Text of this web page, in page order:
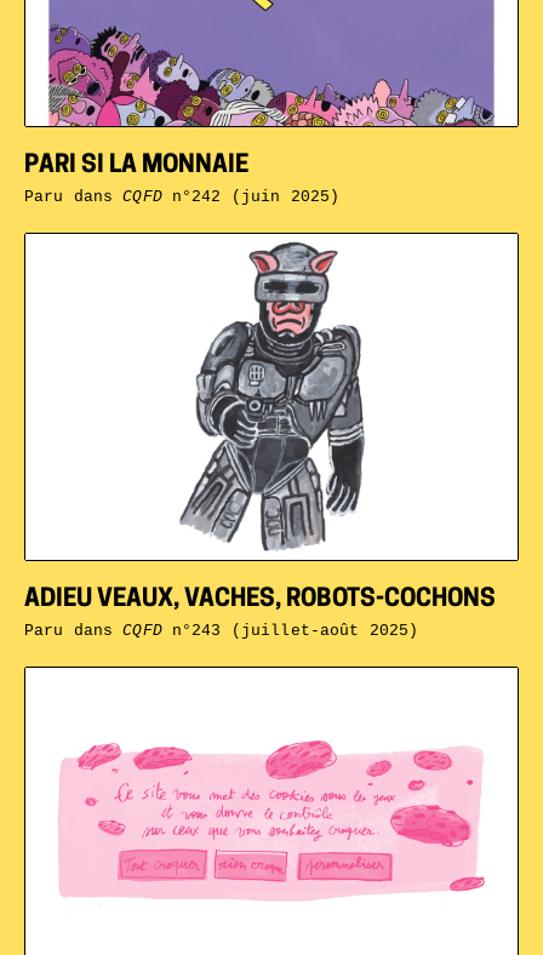
ADIEU VEAUX, VACHES, ROBOTS-COCHONS
Paru dansCQFDn°243 (juillet-août 2025)
PARI SI LA MONNAIE
Paru dansCQFDn°242 (juin 2025)